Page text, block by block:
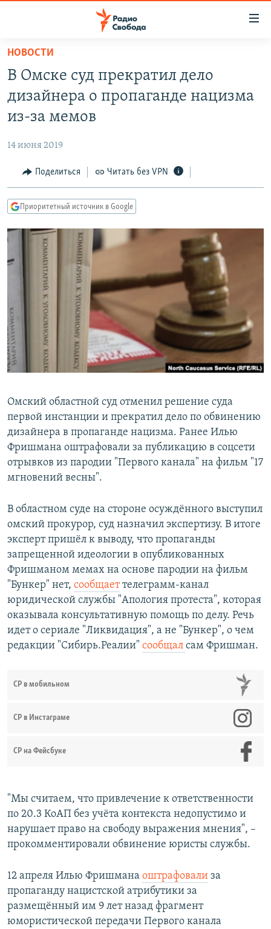
упрощенного
доступа
Вернуться
основному
Вернутся
Вернутся
поиску
АВТОРСКИЕ ПРОЕКТЫ
МНЕНИЯ
КУЛЬТУРА
КАВКАЗ.РЕАЛИИ
СЕВЕР.РЕАЛИИ
СИБИРЬ.РЕАЛИИ
РАСПИСАНИЕ ВЕЩАНИЯ
ПОДПИШИТЕСЬ НА РАССЫЛКУ
СОЦИАЛЬНЫЕ СЕТИ
Все сайты РСЕ/РС
НОВОСТИ
В Омске суд прекратил дело
дизайнера о пропаганде нацизма
из-за мемов
14 июня 2019
Поделиться Читать без VPN
Приоритетный источник в Google
Омский областной суд отменил решение суда
первой инстанции и прекратил дело по обвинению
дизайнера в пропаганде нацизма. Ранее Илью
Фришмана оштрафовали за публикацию в соцсети
отрывков из пародии "Первого канала" на фильм "17
мгновений весны".
В областном суде на стороне осуждённого выступил
омский прокурор, суд назначил экспертизу. В итоге
эксперт пришёл к выводу, что пропаганды
запрещенной идеологии в опубликованных
Фришманом мемах на основе пародии на фильм
"Бункер" нет, сообщаеттелеграмм-канал
юридической службы "Апология протеста", которая
оказывала консультативную помощь по делу. Речь
идет о сериале "Ликвидация", а не "Бункер", о чем
редакции "Сибирь.Реалии" сообщал сам Фришман.
СР в мобильном
СР в Инстаграме
СР на Фейсбуке
"Мы считаем, что привлечение к ответственности
по 20.3 КоАП без учёта контекста недопустимо и
нарушает право на свободу выражения мнения", –
прокомментировали обвинение юристы службы.
12 апреля Илью Фришмана оштрафовали за
пропаганду нацистской атрибутики за
размещённый им 9 лет назад фрагмент
юмористической передачи Первого канала